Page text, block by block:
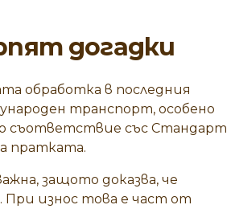
догадки
обработка в последния
транспорт, особено
съответствие със Стандарт
пратката.
защото доказва, че
износ това е част от